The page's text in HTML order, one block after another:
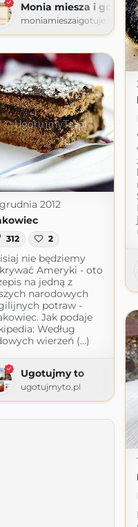
Monia miesza i gotuje
2012
312 2
nie będziemy
Ameryki - oto
na jedną z
narodowych
potraw -
Jak podaje
Według
wierzeń (...)
Ugotujmy to
ugotujmyto.pl